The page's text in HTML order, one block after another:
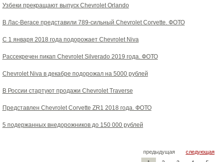
Узбеки прекращают выпуск Chevrolet Orlando
В Лас-Вегасе представили 789-сильный Chevrolet Corvette. ФОТО
С 1 января 2018 года подорожает Chevrolet Niva
Рассекречен пикап Chevrolet Silverado 2019 года. ФОТО
Chevrolet Niva в декабре подорожал на 5000 рублей
В России стартуют продажи Chevrolet Traverse
Представлен Chevrolet Corvette ZR1 2018 года. ФОТО
5 подержанных внедорожников до 150 000 рублей
предыдущая
следующая